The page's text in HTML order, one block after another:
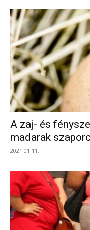
A zaj- és
madarak
2021.01.11.